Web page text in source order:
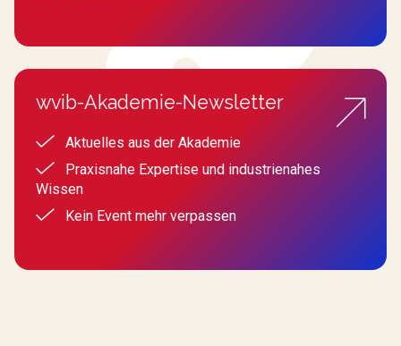
wvib-Akademie-Newsletter
Aktuelles aus der Akademie
Praxisnahe Expertise und industrienahes
Wissen
Kein Event mehr verpassen